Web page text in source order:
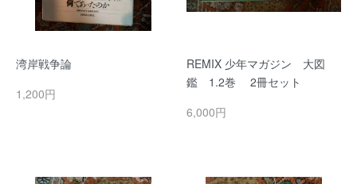
湾岸戦争論
1,200円
REMIX 少年マガジン 大図
鑑 1.2巻 2冊セット
6,000円